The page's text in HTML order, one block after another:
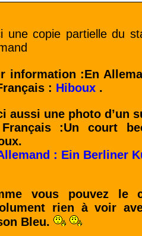
une copie partielle du
information :En
: Hiboux .
aussi une photo d’un
:Un court
: Ein Berliner
vous pouvez le
rien à voir
Bleu.